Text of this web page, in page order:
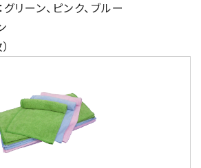
リーン、ピンク、ブルー